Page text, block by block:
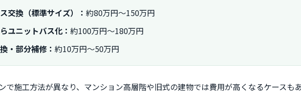
交換（標準サイズ）： 約80万円〜150万円
ユニットバス化： 約100万円〜180万円
・部分補修： 約10万円〜50万円
で施工方法が異なり、マンション高層階や旧式の建物では費用が高くなるケースもあ